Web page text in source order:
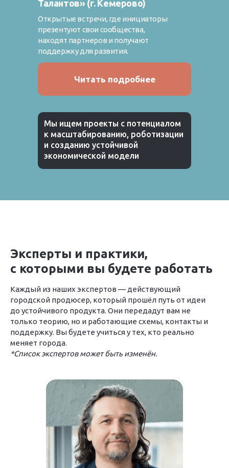
Читать подробнее
Мы ищем проекты с потенциалом
к масштабированию, роботизации
и созданию устойчивой
экономической модели
Талантов» (г. Кемерово)
Открытые встречи, где инициаторы
презентуют свои сообщества,
находят партнеров и получают
поддержку для развития.
Эксперты и практики,
с которыми вы будете работать
Каждый из наших экспертов — действующий
городской продюсер, который прошёл путь от идеи
до устойчивого продукта. Они передадут вам не
только теорию, но и работающие схемы, контакты и
поддержку. Вы будете учиться у тех, кто реально
меняет города.
*Список экспертов может быть изменён.